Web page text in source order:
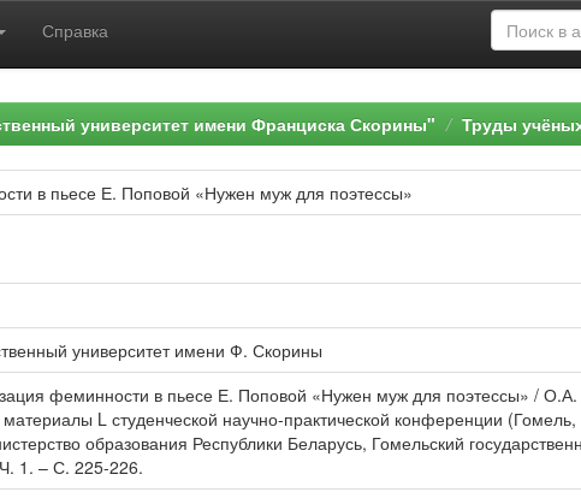
Справка
университет имени Франциска Скорины" Труды
в пьесе Е. Поповой «Нужен муж для поэтессы»
университет имени Ф. Скорины
феминности в пьесе Е. Поповой «Нужен муж для поэтессы» / О.А.
материалы L студенческой научно-практической конференции
образования Республики Беларусь, Гомельский
1. – С. 225-226.